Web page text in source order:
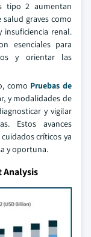
tipo 2 aumentan
graves como
insuficiencia renal.
esenciales para
y orientar las
como Pruebas de
y modalidades de
y vigilar
Estos avances
críticos ya
y oportuna.
Analysis